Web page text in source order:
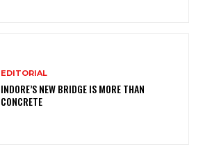
EDITORIAL
INDORE’S NEW BRIDGE IS MORE THAN
CONCRETE